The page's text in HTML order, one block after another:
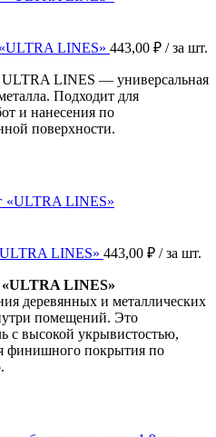
LINES» 443,00 ₽ / за шт.
LINES — универсальная
Подходит для
и нанесения по
поверхности.
LINES» 443,00 ₽ / за шт.
LINES»
деревянных и металлических
помещений. Это
с высокой укрывистостью,
финишного покрытия по